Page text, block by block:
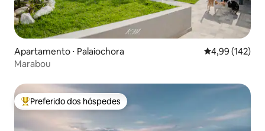
Apartamento ⋅ Palaiochora 4,99 de uma
4,99 (142)
Marabou
Entre os melhores preferidos dos hóspedes
Preferido dos hóspedes